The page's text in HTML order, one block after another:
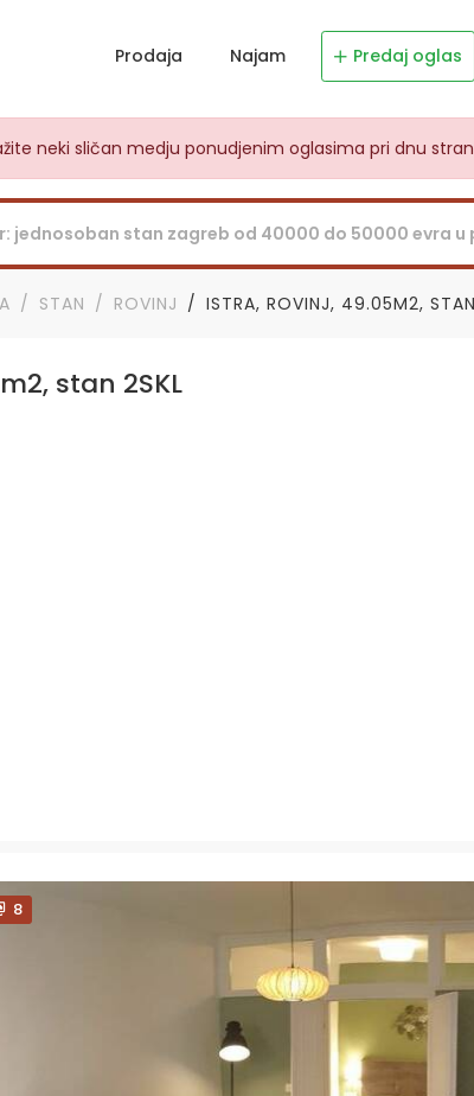
Prodaja Najam Predaj oglas
neki sličan medju ponudjenim oglasima pri dnu
STAN ROVINJ ISTRA, ROVINJ, 49.05M2,
stan 2SKL
8